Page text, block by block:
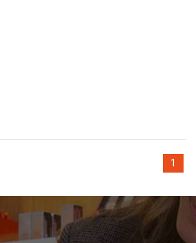
1